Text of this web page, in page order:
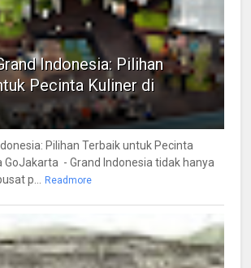
Indonesia: Pilihan
Pecinta Kuliner di
Pilihan Terbaik untuk Pecinta
GoJakarta - Grand Indonesia tidak hanya
p... Readmore